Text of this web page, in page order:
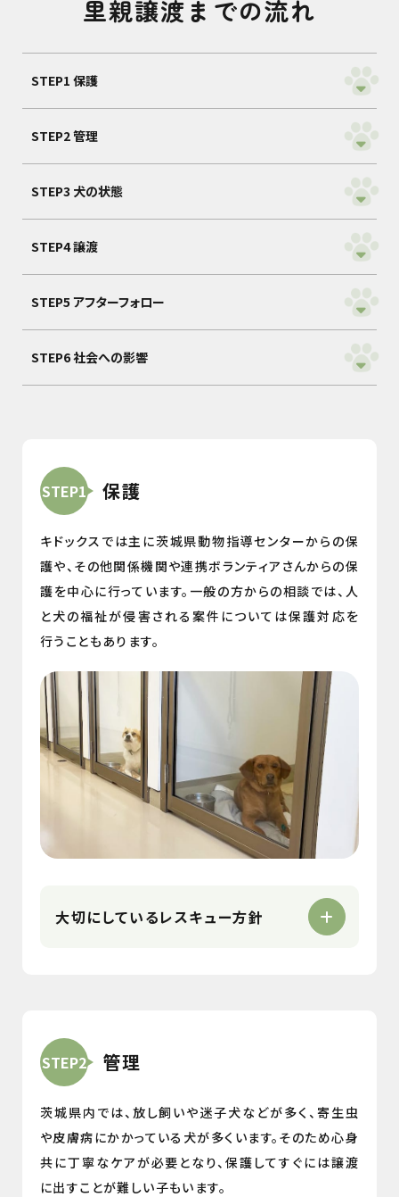
里親譲渡までの流れ
STEP1 保護
STEP2 管理
STEP3 犬の状態
STEP4 譲渡
STEP5 アフターフォロー
STEP6 社会への影響
STEP1 保護
キドックスでは主に茨城県動物指導センターからの保
護や、その他関係機関や連携ボランティアさんからの保
護を中心に行っています。一般の方からの相談では、人
と犬の福祉が侵害される案件については保護対応を
行うこともあります。
大切にしているレスキュー方針
STEP2 管理
茨城県内では、放し飼いや迷子犬などが多く、寄生虫
や皮膚病にかかっている犬が多くいます。そのため心身
共に丁寧なケアが必要となり、保護してすぐには譲渡
に出すことが難しい子もいます。